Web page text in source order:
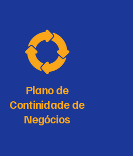
Plano de
Continidade de
Negócios